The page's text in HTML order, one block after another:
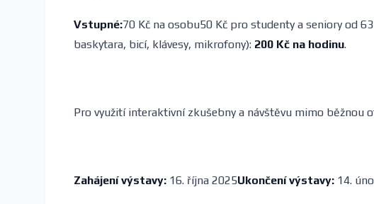
Vstupné:70 Kč na osobu50 Kč pro studenty a seniory od
baskytara, bicí, klávesy, mikrofony): 200 Kč na hodinu.
Pro využití interaktivní zkušebny a návštěvu mimo běžnou
Zahájení výstavy: 16. října 2025Ukončení výstavy: 14.